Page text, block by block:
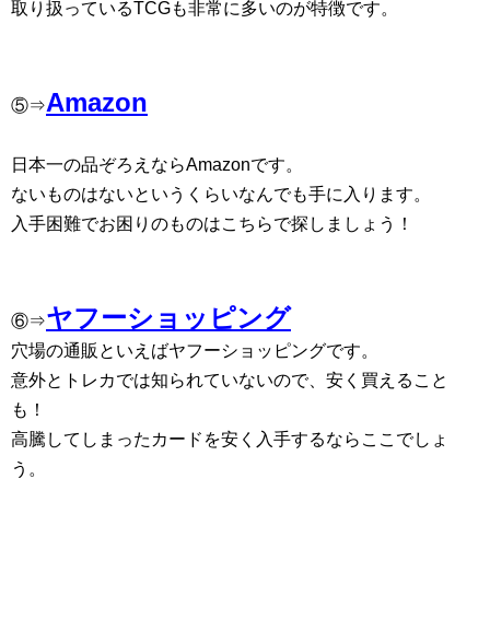
取り扱っているTCGも非常に多いのが特徴です。
⑤⇒Amazon
日本一の品ぞろえならAmazonです。
ないものはないというくらいなんでも手に入ります。
入手困難でお困りのものはこちらで探しましょう！
⑥⇒ヤフーショッピング
穴場の通販といえばヤフーショッピングです。
意外とトレカでは知られていないので、安く買えること
も！
高騰してしまったカードを安く入手するならここでしょ
う。